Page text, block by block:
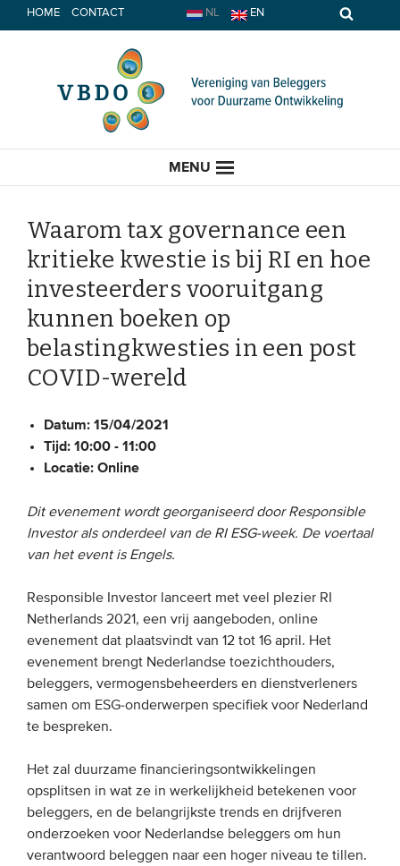
Spring
naar
HOME CONTACT NL EN
MENU
HOME
ACTUEEL
EVENEMENTEN
Van leden & partners
Webinars
Podcasts
Video’s
Vereniging
Onze leden
Team
Waarom tax governance een
kritieke kwestie is bij RI en hoe
investeerders vooruitgang
kunnen boeken op
belastingkwesties in een post
COVID-wereld
Datum:15/04/2021
Tijd:10:00 - 11:00
Locatie:Online
Dit evenement wordt georganiseerd door Responsible
Investor als onderdeel van de RI ESG-week. De voertaal
van het event is Engels.
Responsible Investor lanceert met veel plezier RI
Netherlands 2021, een vrij aangeboden, online
evenement dat plaatsvindt van 12 tot 16 april. Het
evenement brengt Nederlandse toezichthouders,
beleggers, vermogensbeheerders en dienstverleners
samen om ESG-onderwerpen specifiek voor Nederland
te bespreken.
Het zal duurzame financieringsontwikkelingen
opsplitsen in wat ze in werkelijkheid betekenen voor
beleggers, en de belangrijkste trends en drijfveren
onderzoeken voor Nederlandse beleggers om hun
verantwoord beleggen naar een hoger niveau te tillen.